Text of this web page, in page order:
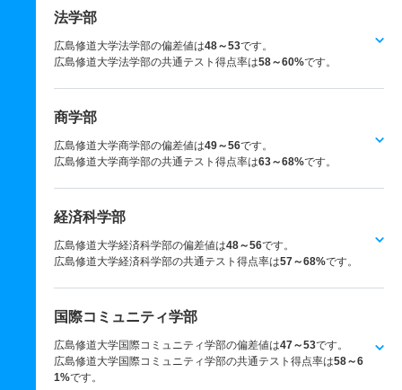
法学部
広島修道大学法学部の偏差値は48～53です。
広島修道大学法学部の共通テスト得点率は58～60%です。
商学部
広島修道大学商学部の偏差値は49～56です。
広島修道大学商学部の共通テスト得点率は63～68%です。
経済科学部
広島修道大学経済科学部の偏差値は48～56です。
広島修道大学経済科学部の共通テスト得点率は57～68%です。
国際コミュニティ学部
広島修道大学国際コミュニティ学部の偏差値は47～53です。
広島修道大学国際コミュニティ学部の共通テスト得点率は58～6
1%です。